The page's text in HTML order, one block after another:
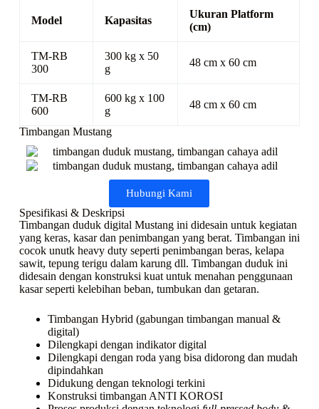
Model Kapasitas
Ukuran Platform
(cm)
TM-RB
300
300 kg x 50
g
48 cm x 60 cm
TM-RB
600
600 kg x 100
g
48 cm x 60 cm
Timbangan Mustang
Hubungi Kami
Spesifikasi & Deskripsi
Timbangan duduk digital Mustang ini didesain untuk kegiatan
yang keras, kasar dan penimbangan yang berat. Timbangan ini
cocok unutk heavy duty seperti penimbangan beras, kelapa
sawit, tepung terigu dalam karung dll. Timbangan duduk ini
didesain dengan konstruksi kuat untuk menahan penggunaan
kasar seperti kelebihan beban, tumbukan dan getaran.
Timbangan Hybrid (gabungan timbangan manual &
digital)
Dilengkapi dengan indikator digital
Dilengkapi dengan roda yang bisa didorong dan mudah
dipindahkan
Didukung dengan teknologi terkini
Konstruksi timbangan ANTI KOROSI